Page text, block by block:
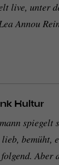
live, unter
Annou
Kultur
spiegelt
bemüht,